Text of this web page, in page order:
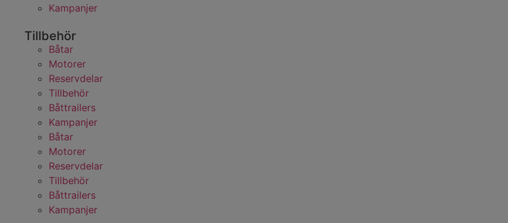
Kampanjer
Tillbehör
Båtar
Motorer
Reservdelar
Tillbehör
Båttrailers
Kampanjer
Båtar
Motorer
Reservdelar
Tillbehör
Båttrailers
Kampanjer